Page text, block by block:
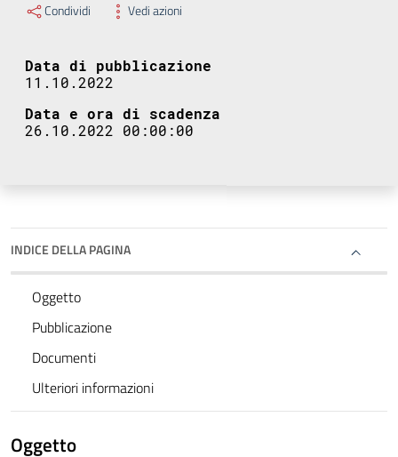
Condividi Vedi azioni
Data di pubblicazione
11.10.2022
Data e ora di scadenza
26.10.2022 00:00:00
INDICE DELLA PAGINA
Oggetto
Pubblicazione
Documenti
Ulteriori informazioni
Oggetto